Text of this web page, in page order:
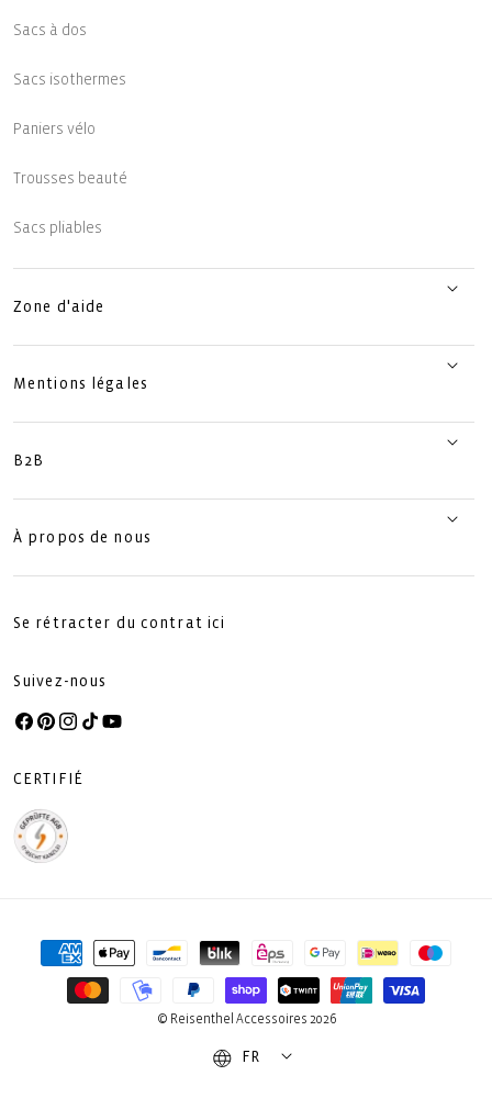
Sacs à dos
Sacs isothermes
Paniers vélo
Trousses beauté
Sacs pliables
Zone d'aide
Mentions légales
B2B
À propos de nous
Se rétracter du contrat ici
Suivez-nous
Facebook
Pinterest
Instagram
TikTokYouTube
CERTIFIÉ
Moyens
paiement
© Reisenthel Accessoires 2026
FR